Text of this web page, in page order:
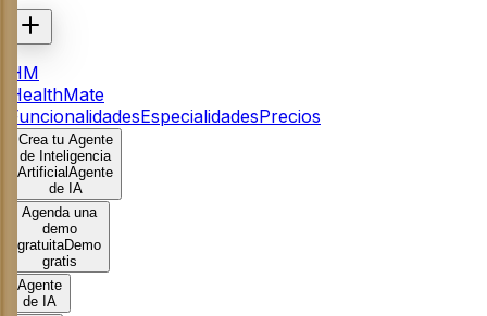
HM
HealthMate
FuncionalidadesEspecialidadesPrecios
Crea tu Agente
de Inteligencia
ArtificialAgente
de IA
Agenda una
demo
gratuitaDemo
gratis
Agente
de IA